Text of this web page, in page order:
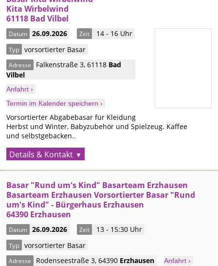
Kita Wirbelwind
61118 Bad Vilbel
Datum 26.09.2026 Zeit 14 - 16 Uhr
Typ vorsortierter Basar
Adresse Falkenstraße 3,61118 Bad
Vilbel
Anfahrt ›
Termin im Kalender speichern ›
Vorsortierter Abgabebasar für Kleidung
Herbst und Winter, Babyzubehör und Spielzeug. Kaffee
und selbstgebacken..
Details & Kontakt
Basar "Rund um's Kind" Basarteam Erzhausen
Basarteam Erzhausen Vorsortierter Basar "Rund
um's Kind" - Bürgerhaus Erzhausen
64390 Erzhausen
Datum 26.09.2026 Zeit 13 - 15:30 Uhr
Typ vorsortierter Basar
Adresse Rodenseestraße 3,64390 Erzhausen
Anfahrt ›